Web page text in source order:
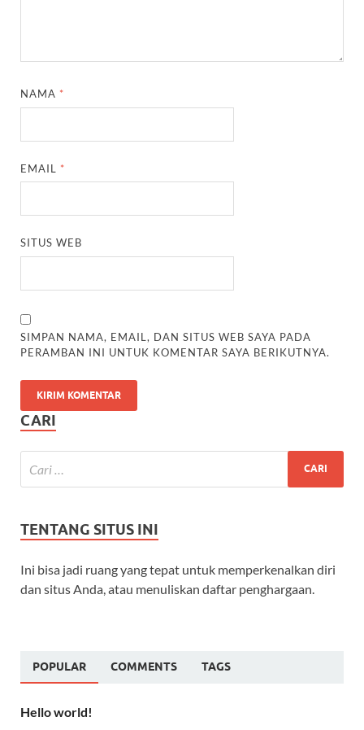
NAMA *
EMAIL *
SITUS WEB
SIMPAN NAMA, EMAIL, DAN SITUS WEB SAYA PADA
PERAMBAN INI UNTUK KOMENTAR SAYA BERIKUTNYA.
CARI
TENTANG SITUS INI
Ini bisa jadi ruang yang tepat untuk memperkenalkan diri
dan situs Anda, atau menuliskan daftar penghargaan.
POPULAR COMMENTS TAGS
Hello world!